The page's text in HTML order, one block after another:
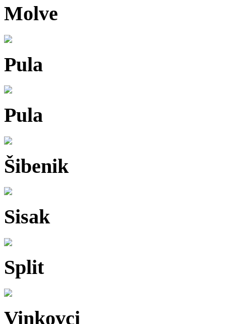
Molve
Pula
Pula
Šibenik
Sisak
Split
Vinkovci